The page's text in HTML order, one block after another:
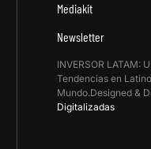
Mediakit
Newsletter
INVERSOR LATAM:
Tendencias en
Mundo.Designed &
Digitalizadas